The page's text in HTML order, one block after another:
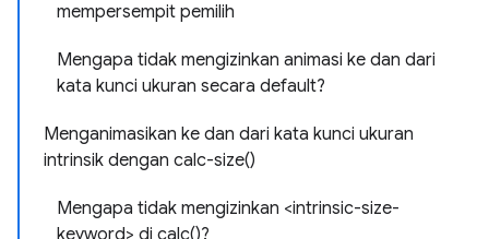
mempersempit pemilih
Mengapa tidak mengizinkan animasi ke dan dari
kata kunci ukuran secara default?
Menganimasikan ke dan dari kata kunci ukuran
intrinsik dengan calc-size()
Mengapa tidak mengizinkan <intrinsic-size-
keyword> di calc()?